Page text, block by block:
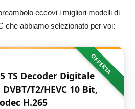
eccovi i migliori modelli di
che abbiamo selezionato per voi:
OFFERTA
TS Decoder Digitale
T2/HEVC 10 Bit,
H.265